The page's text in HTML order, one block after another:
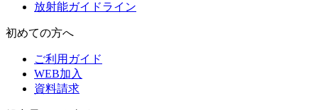
放射能ガイドライン
初めての方へ
ご利用ガイド
WEB加入
資料請求